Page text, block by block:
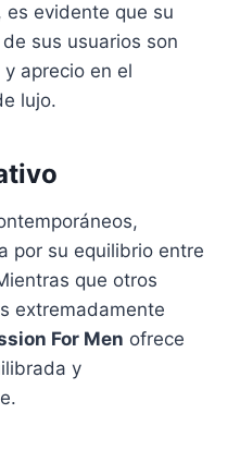
evidente que su
sus usuarios son
aprecio en el
lujo.
por su equilibrio entre
que otros
extremadamente
For Men ofrece
y